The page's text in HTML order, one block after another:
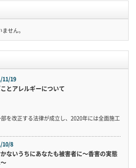
せん。
11/19
とアレルギーについて
を改正する法律が成立し、2020年には全面施工
10/8
ないうちにあなたも被害者に〜香害の実態